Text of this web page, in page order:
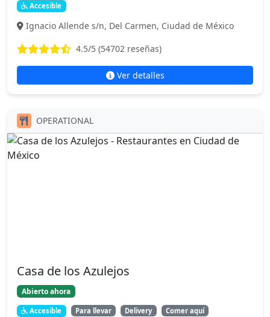
Accesible
Ignacio Allende s/n, Del Carmen, Ciudad de México
4.5/5 (54702 reseñas)
Ver detalles
OPERATIONAL
Casa de los Azulejos
Abierto ahora
Accesible Para llevar Delivery Comer aquí